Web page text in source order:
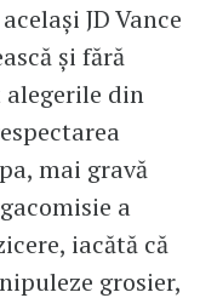
JD Vance
și fără
alegerile din
mai gravă
a
iacătă că
grosier,